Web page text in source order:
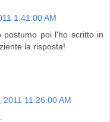
1:41:00 AM
poi l'ho scritto in
la risposta!
11:26:00 AM